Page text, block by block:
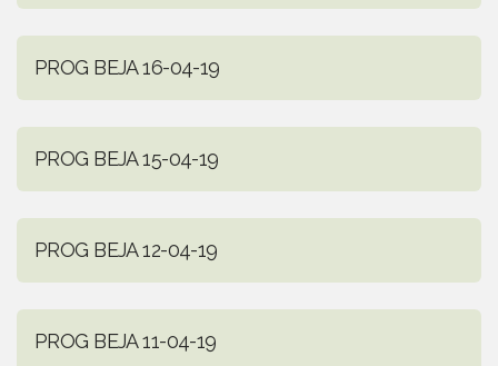
PROG BEJA 16-04-19
PROG BEJA 15-04-19
PROG BEJA 12-04-19
PROG BEJA 11-04-19